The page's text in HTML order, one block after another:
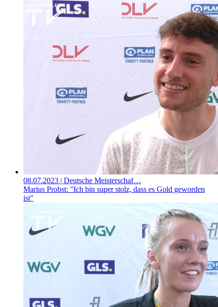
08.07.2023 | Deutsche Meisterschaf…
Marius Probst: "Ich bin super stolz, dass es Gold geworden
ist"